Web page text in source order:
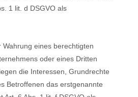
1 lit. d DSGVO als
Wahrung eines berechtigten
oder eines Dritten
die Interessen, Grundrechte
Betroffenen das erstgenannte